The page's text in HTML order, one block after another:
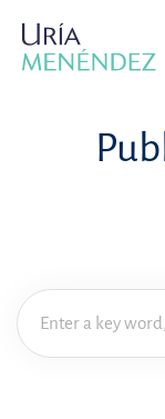
Filter results
Practice area